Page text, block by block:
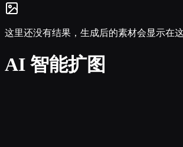
这里还没有结果，生成后的素材会显示在这
AI 智能扩图